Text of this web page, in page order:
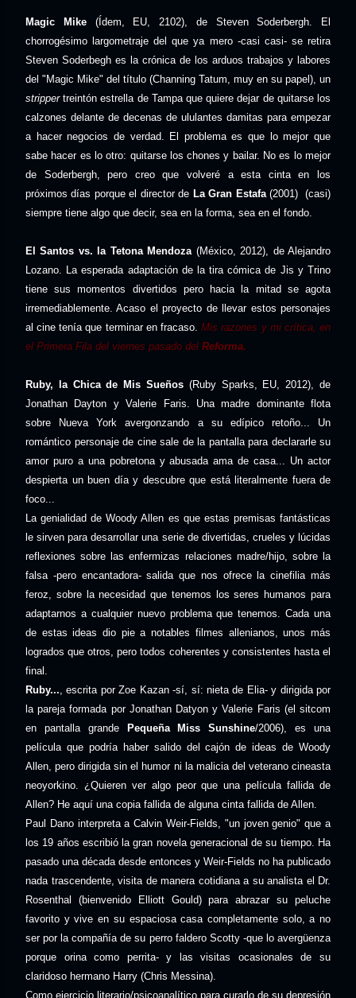
Magic Mike(Ídem, EU, 2102), de Steven Soderbergh. El
chorrogésimo largometraje del que ya mero -casi casi- se retira
Steven Soderbegh es la crónica de los arduos trabajos y labores
del "Magic Mike" del título (Channing Tatum, muy en su papel), un
strippertreintón estrella de Tampa que quiere dejar de quitarse los
calzones delante de decenas de ululantes damitas para empezar
a hacer negocios de verdad. El problema es que lo mejor que
sabe hacer es lo otro: quitarse los chones y bailar. No es lo mejor
de Soderbergh, pero creo que volveré a esta cinta en los
próximos días porque el director de La Gran Estafa(2001) (casi)
siempre tiene algo que decir, sea en la forma, sea en el fondo.
El Santos vs. la Tetona Mendoza(México, 2012), de Alejandro
Lozano. La esperada adaptación de la tira cómica de Jis y Trino
tiene sus momentos divertidos pero hacia la mitad se agota
irremediablemente. Acaso el proyecto de llevar estos personajes
al cine tenía que terminar en fracaso.Mis razones y mi crítica, en
el Primera Fila del viernes pasado del Reforma.
Ruby, la Chica de Mis Sueños (Ruby Sparks, EU, 2012), de
Jonathan Dayton y Valerie Faris. Una madre dominante flota
sobre Nueva York avergonzando a su edípico retoño... Un
romántico personaje de cine sale de la pantalla para declararle su
amor puro a una pobretona y abusada ama de casa... Un actor
despierta un buen día y descubre que está literalmente fuera de
foco...
La genialidad de Woody Allen es que estas premisas fantásticas
le sirven para desarrollar una serie de divertidas, crueles y lúcidas
reflexiones sobre las enfermizas relaciones madre/hijo, sobre la
falsa -pero encantadora- salida que nos ofrece la cinefilia más
feroz, sobre la necesidad que tenemos los seres humanos para
adaptarnos a cualquier nuevo problema que tenemos. Cada una
de estas ideas dio pie a notables filmes allenianos, unos más
logrados que otros, pero todos coherentes y consistentes hasta el
final.
Ruby..., escrita por Zoe Kazan -sí, sí: nieta de Elia- y dirigida por
la pareja formada por Jonathan Datyon y Valerie Faris (el sitcom
en pantalla grandePequeña Miss Sunshine/2006), es una
película que podría haber salido del cajón de ideas de Woody
Allen, pero dirigida sin el humor ni la malicia del veterano cineasta
neoyorkino. ¿Quieren ver algo peor que una película fallida de
Allen? He aquí una copia fallida de alguna cinta fallida de Allen.
Paul Dano interpreta a Calvin Weir-Fields, "un joven genio" que a
los 19 años escribió la gran novela generacional de su tiempo. Ha
pasado una década desde entonces y Weir-Fields no ha publicado
nada trascendente, visita de manera cotidiana a su analista el Dr.
Rosenthal (bienvenido Elliott Gould) para abrazar su peluche
favorito y vive en su espaciosa casa completamente solo, a no
ser por la compañía de su perro faldero Scotty -que lo avergüenza
porque orina como perrita- y las visitas ocasionales de su
claridoso hermano Harry (Chris Messina).
Como ejercicio literario/psicoanalítico para curarlo de su depresión